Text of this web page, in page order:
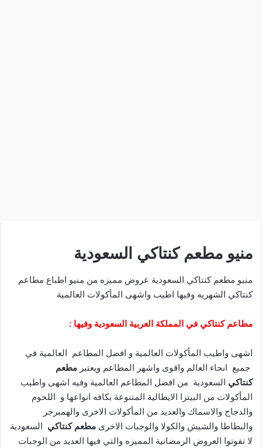
منيو مطعم كنتاكي السعودية
منيو مطعم كنتاكي السعودية عروض مميزه من منيو اطباع مطاعم
كنتاكي الشهريه وفيها اطيب واشهى المأكولات العالمية
مطاعم كنتاكي في المملكة العربية السعودية وفيها :
اشهى واطيب المأكولات العالمية و افضل المطاعم العالمية في
جميع انحاء العالم واقوى واشهر المطاعم ويعتبر مطعم
كنتاكي السعودية من افضل المطاعم العالمية وفيه اشهى واطيب
المأكولات من البيتزا الايطالية المتنوعة بكافه انواعها و اللحوم
والدجاج والاسماك والعديد من المأكولات الاخرى والهمبرجر
والبطاطا والشيش والكولا والوجبات الاخرى مطعم كنتاكي السعودية
لا تفوتوا العروض الرمضانية المميزه والتي فيها العديد من الوجبات